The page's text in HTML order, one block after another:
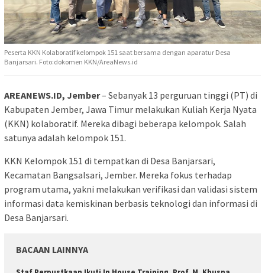
Peserta KKN Kolaboratif kelompok 151 saat bersama dengan aparatur Desa
Banjarsari. Foto:dokomen KKN/AreaNews.id
AREANEWS.ID, Jember– Sebanyak 13 perguruan tinggi (PT) di
Kabupaten Jember, Jawa Timur melakukan Kuliah Kerja Nyata
(KKN) kolaboratif. Mereka dibagi beberapa kelompok. Salah
satunya adalah kelompok 151.
KKN Kelompok 151 di tempatkan di Desa Banjarsari,
Kecamatan Bangsalsari, Jember. Mereka fokus terhadap
program utama, yakni melakukan verifikasi dan validasi sistem
informasi data kemiskinan berbasis teknologi dan informasi di
Desa Banjarsari.
BACAAN LAINNYA